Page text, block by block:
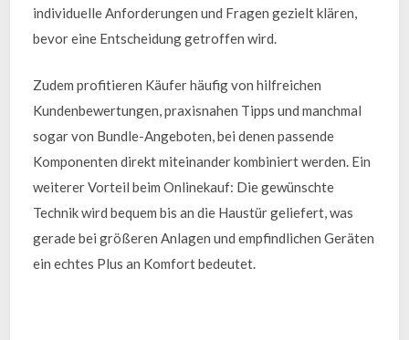
individuelle Anforderungen und Fragen gezielt klären,
bevor eine Entscheidung getroffen wird.
Zudem profitieren Käufer häufig von hilfreichen
Kundenbewertungen, praxisnahen Tipps und manchmal
sogar von Bundle-Angeboten, bei denen passende
Komponenten direkt miteinander kombiniert werden. Ein
weiterer Vorteil beim Onlinekauf: Die gewünschte
Technik wird bequem bis an die Haustür geliefert, was
gerade bei größeren Anlagen und empfindlichen Geräten
ein echtes Plus an Komfort bedeutet.